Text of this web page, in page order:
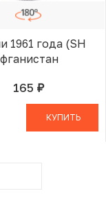
1961 года (SH
165 руб.В КОРЗИНЕ
КУПИТЬ